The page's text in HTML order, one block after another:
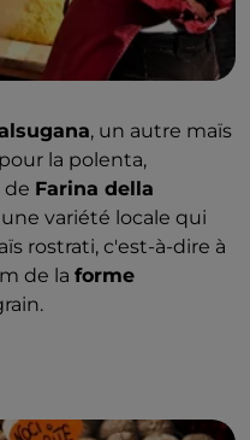
, un autre maïs
la polenta,
de Farina della
variété locale qui
rostrati, c'est-à-dire à
de la forme